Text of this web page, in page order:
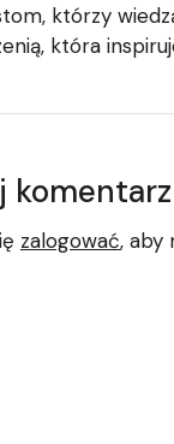
którzy
która
komentarz
zalogować, aby